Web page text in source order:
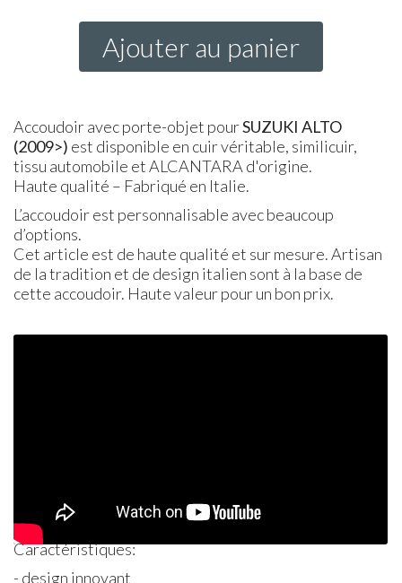
Ajouter au panier
Accoudoir avec porte-objet pourSUZUKIALTO
(2009>) est disponible en cuir véritable, similicuir,
tissu automobile et ALCANTARA d'origine.
Haute qualité – Fabriqué en Italie.
L’accoudoir est personnalisable avec beaucoup
d’options.
Cet article est de haute qualité et sur mesure. Artisan
de la tradition et de design italien sont à la base de
cette accoudoir. Haute valeur pour un bon prix.
Caractéristiques:
- design innovant